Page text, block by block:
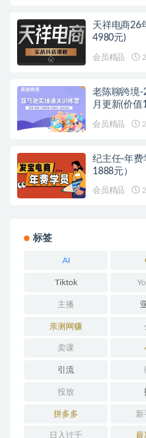
天祥电商26
4980元)
会员精品
老陈聊跨境-
月更新(价值
会员精品
纪主任-年费
1888元）
会员精品
标签
AI
Tiktok
主播
亲测网赚
卖课
引流
投放
拼多多 新
日入过千 最